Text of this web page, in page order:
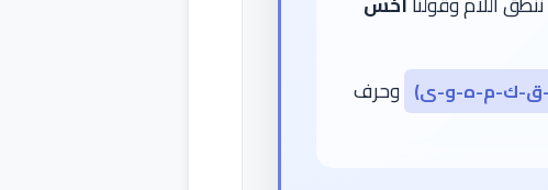
ق-ك-م-ه-و-ى) وحرف